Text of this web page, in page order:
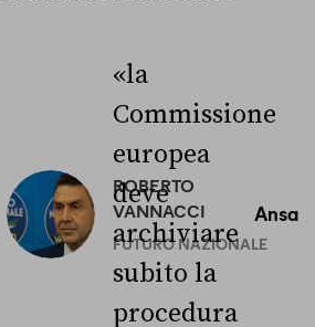
ROBERTO
VANNACCI
FUTURO NAZIONALE
«la
Commissione
europea
deve
archiviare
subito la
procedura
Ansa